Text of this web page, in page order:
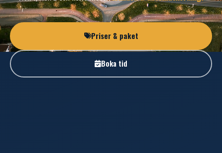
Priser & paket
Boka tid